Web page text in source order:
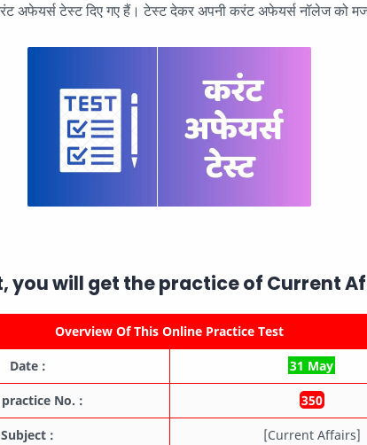
अफेयर्स टेस्ट दिए गए हैं। टेस्ट देकर अपनी करंट अफेयर्स नॉलेज को
you will get the practice of Current
Overview Of This Online Practice Test
Date : 31 May
No. : 350
Subject : [Current Affairs]